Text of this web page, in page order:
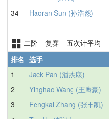
34 Haoran Sun (孙浩然)
二阶 复赛 五次计平均
排名 选手
1
Jack Pan (潘杰康)
2 Yinghao Wang (王鹰豪)
3 Fengkai Zhang (张丰凯)